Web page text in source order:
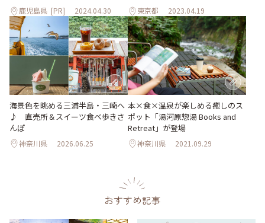
鹿児島県 [PR] 2024.04.30 東京都 2023.04.19
海景色を眺める三浦半島・三崎へ
♪ 直売所＆スイーツ食べ歩きさ
んぽ
神奈川県 2026.06.25
本×食×温泉が楽しめる癒しのス
ポット「湯河原惣湯 Books and
Retreat」が登場
神奈川県 2021.09.29
おすすめ記事